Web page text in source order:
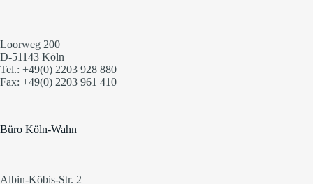
Loorweg 200
D-51143 Köln
Tel.: +49(0) 2203 928 880
Fax: +49(0) 2203 961 410
Büro Köln-Wahn
Albin-Köbis-Str. 2